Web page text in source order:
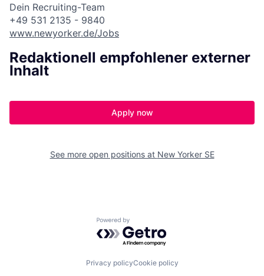
Dein Recruiting-Team
+49 531 2135 - 9840
www.newyorker.de/Jobs
Redaktionell empfohlener externer
Inhalt
Apply now
See more open positions at New Yorker SE
Powered by Getro.com
Privacy policyCookie policy